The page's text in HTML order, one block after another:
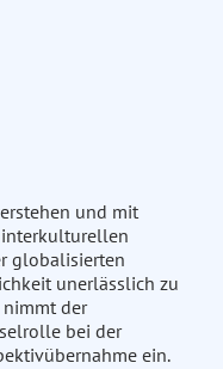
und mit
globalisierten
unerlässlich zu
der
bei der
ein.